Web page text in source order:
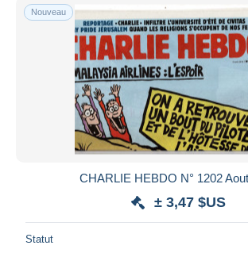
Nouveau
CHARLIE HEBDO N° 1202
± 3,47 $US
Statut